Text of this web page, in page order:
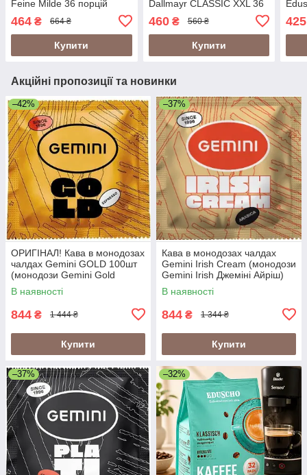
Feine Milde 36 порцій
(Сенсео монодози крема
62 мм м'яка кава)
464 ₴ 664 ₴
Купити
Dallmayr CLASSIC XXL 36
шт (Philips Senseo 62 мм)
насичений та смачний
купаж
460₴ 560 ₴
Купити
62
425
Акційні пропозиції та новинки
–42%
ОРИГІНАЛ! Кава в монодозах
чалдах Gemini GOLD 100шт
(монодози Gemini Gold
Джеміні Голд, Gemini
Espresso Gold)
В наявності
844 ₴ 1 444 ₴
Купити
–37%
Кава в монодозах чалдах
Gemini Irish Cream (монодози
Gemini Irish Джеміні Айріш)
100шт, з ароматом
ірландського віскі
В наявності
844 ₴ 1 344 ₴
Купити
–37% –32%